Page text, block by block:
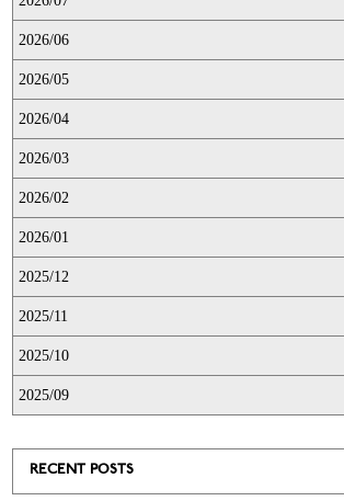
2026/06
2026/05
2026/04
2026/03
2026/02
2026/01
2025/12
2025/11
2025/10
2025/09
RECENT POSTS